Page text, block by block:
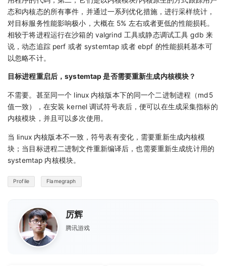
态和内核态的所有事件，并通过一系列优化措施，进行采样统计，
对目标服务性能影响极小，大概在 5% 左右或者更低的性能损耗。
相较于将进程运行在沙箱的 valgrind 工具或静态调试工具 gdb 来
说，动态追踪 perf 或者 systemtap 或者 ebpf 的性能损耗基本可
以忽略不计。
目标进程重启后，systemtap 是否需要重新生成内核模块？
不需要。甚至同一个 linux 内核版本下的同一个二进制进程（md5
值一致），在安装 kernel 调试符号表后，便可以在生成采集指标的
内核模块，并且可以多次使用。
当 linux 内核版本不一致，符号表有变化，需要重新生成内核模
块；当目标进程二进制文件重新编译后，也需要重新生成统计用的
systemtap 内核模块。
Profile Flamegraph
厉辉
腾讯游戏